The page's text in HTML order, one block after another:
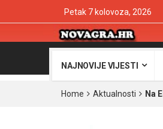
Petak 7 kolovoza, 2026
NAJNOVIJE VIJESTI
Home Aktualnosti Na